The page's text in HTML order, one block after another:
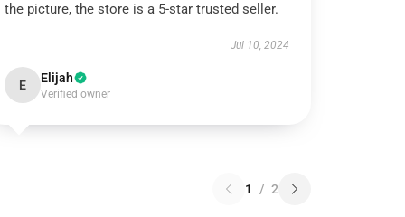
the picture, the store is a 5-star trusted seller.
Jul 10, 2024
E Elijah
Verified owner
1 / 2